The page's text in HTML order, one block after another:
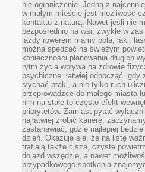
nie ograniczenie. Jedną z
w małym mieście jest możliwość
kontaktu z naturą. Nawet jeśli nie
bezpośrednio na wsi, zwykle w
jazdy rowerem mamy pola, łąki,
można spędzać na świeżym
konieczności planowania długich
rytm życia wpływa na zdrowie
psychiczne: łatwiej odpocząć, gdy
słychać ptaki, a nie tylko ruch
przeprowadzce do małego miasta
nim na stałe to często efekt
priorytetów. Zamiast pytać
najłatwiej zrobić karierę,
zastanawiać, gdzie najlepiej
dzień. Okazuje się, że na listę
trafiają także cisza, czyste
dojazd wszędzie, a nawet
przypadkowego spotkania